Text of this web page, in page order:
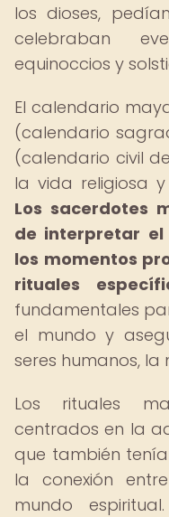
los dioses,
celebraban
equinoccios y
El calendario
(calendario
(calendario civil
la vida religiosa
Los sacerdotes
de interpretar
los momentos
rituales
fundamentales
el mundo y
seres humanos, la
Los rituales
centrados en la
que también
la conexión
mundo